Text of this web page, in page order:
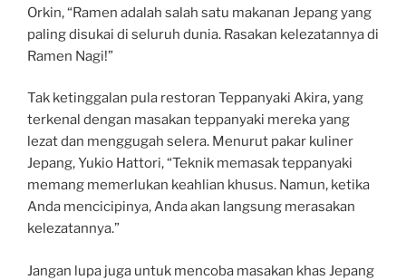
Orkin, “Ramen adalah salah satu makanan Jepang yang
paling disukai di seluruh dunia. Rasakan kelezatannya di
Ramen Nagi!”
Tak ketinggalan pula restoran Teppanyaki Akira, yang
terkenal dengan masakan teppanyaki mereka yang
lezat dan menggugah selera. Menurut pakar kuliner
Jepang, Yukio Hattori, “Teknik memasak teppanyaki
memang memerlukan keahlian khusus. Namun, ketika
Anda mencicipinya, Anda akan langsung merasakan
kelezatannya.”
Jangan lupa juga untuk mencoba masakan khas Jepang